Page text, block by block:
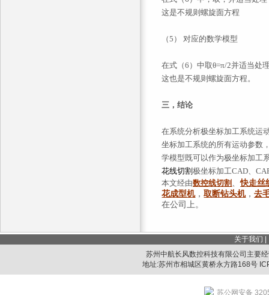
这是不规则螺旋面方程
（5）对应的数学模型
在式（6）中取θ=π/2并适当处
这也是不规则螺旋面方程。
三，结论
在系统分析极坐标加工系统运
坐标加工系统的所有运动参数
学模型既可以作为极坐标加工
花线切割极坐标加工CAD、
本文经由数控线切割 、快走丝
花成型机，取断钻头机，去
在公司上。
关于我们
苏州中航长风数控科技有限公司主要
地址:苏州市相城区黄桥永方路168号
苏公网安备